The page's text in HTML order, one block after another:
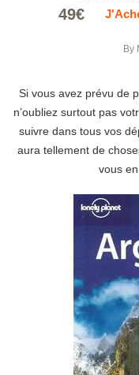
49€
By
Si vous avez prévu de
n’oubliez surtout pas
suivre dans tous vos
aura tellement de
vous